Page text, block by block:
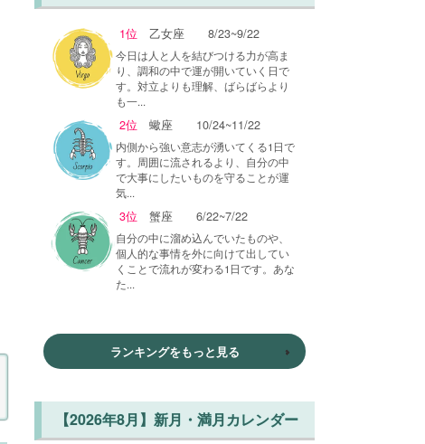
1位 乙女座 8/23~9/22
今日は人と人を結びつける力が高ま
り、調和の中で運が開いていく日で
す。対立よりも理解、ばらばらより
も一...
2位 蠍座 10/24~11/22
内側から強い意志が湧いてくる1日で
す。周囲に流されるより、自分の中
で大事にしたいものを守ることが運
気...
3位 蟹座 6/22~7/22
自分の中に溜め込んでいたものや、
個人的な事情を外に向けて出してい
くことで流れが変わる1日です。あな
た...
ランキングをもっと見る
【2026年8月】新月・満月カレンダー